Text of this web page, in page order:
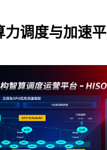
力调度与加速